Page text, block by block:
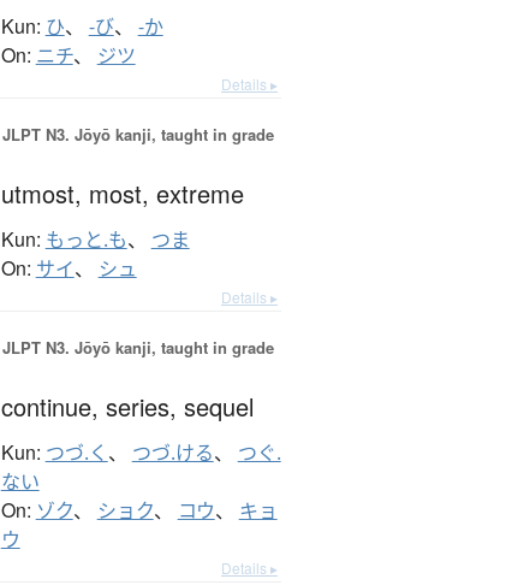
Kun: ひ、 -び、 -か
On: ニチ、 ジツ
Details ▸
JLPT N3. Jōyō kanji, taught in grade
utmost, most, extreme
Kun: もっと.も、 つま
On: サイ、 シュ
Details ▸
JLPT N3. Jōyō kanji, taught in grade
continue, series, sequel
Kun: つづ.く 、 つづ.ける、 つぐ.
ない
On: ゾク、 ショク、 コウ、 キョ
ウ
Details ▸